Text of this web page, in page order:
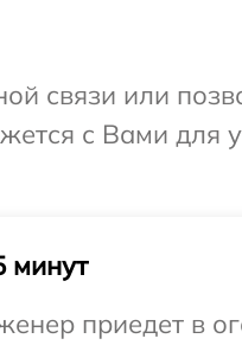
связи или
с Вами для
минут
приедет в